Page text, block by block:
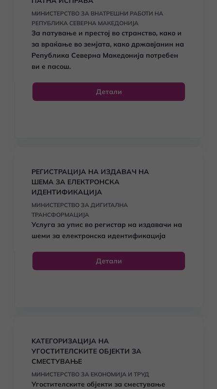
МИНИСТЕРСТВО ЗА ВНАТРЕШНИ РАБОТИ НА
РЕПУБЛИКА СЕВЕРНА МАКЕДОНИЈА
За патување и престој во странство, како и
за враќање во земјата, како државјанин на
Република Северна Македонија потребен
ви е пасош.
Детали
РЕГИСТРАЦИЈА НА ИЗДАВАЧ НА
ШЕМА ЗА ЕЛЕКТРОНСКА
ИДЕНТИФИКАЦИЈА
МИНИСТЕРСТВО ЗА ДИГИТАЛНА
ТРАНСФОРМАЦИЈА
Услуга за упис во регистар на издавачи на
шеми за електронска идентификација
Детали
KАТЕГОРИЗАЦИЈА НА
УГОСТИТЕЛСКИТЕ ОБЈЕКТИ ЗА
СМЕСТУВАЊЕ
МИНИСТЕРСТВО ЗА ЕКОНОМИЈА И ТРУД
Угостителските објекти за сместување